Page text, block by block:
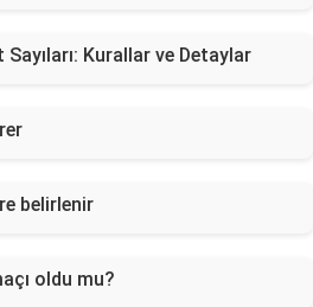
Kurallar ve Detaylar
belirlenir
oldu mu?